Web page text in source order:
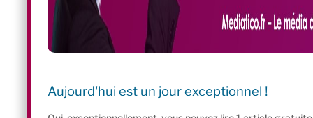
Aujourd'hui est un jour exceptionnel !